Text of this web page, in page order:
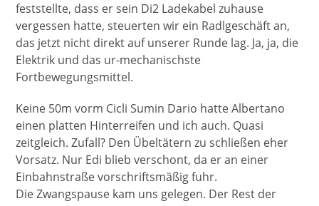
feststellte, dass er sein Di2 Ladekabel zuhause
vergessen hatte, steuerten wir ein Radlgeschäft an,
das jetzt nicht direkt auf unserer Runde lag. Ja, ja, die
Elektrik und das ur-mechanischste
Fortbewegungsmittel.
Keine 50m vorm Cicli Sumin Dario hatte Albertano
einen platten Hinterreifen und ich auch. Quasi
zeitgleich. Zufall? Den Übeltätern zu schließen eher
Vorsatz. Nur Edi blieb verschont, da er an einer
Einbahnstraße vorschriftsmäßig fuhr.
Die Zwangspause kam uns gelegen. Der Rest der